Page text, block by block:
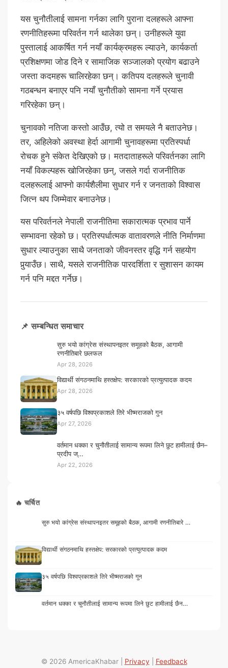
यस चुनौतीलाई सामना गर्नका लागि पुराना दलहरूले आफ्ना
रणनीतिहरूमा परिवर्तन गर्न थालेका छन्। उनीहरूले युवा
पुस्तालाई आकर्षित गर्न नयाँ कार्यक्रमहरू ल्याउने, कार्यकर्ता
प्रशिक्षणमा जोड दिने र सामाजिक सञ्जालको प्रयोग बढाउने
जस्ता कदमहरू चालिरहेका छन्। कतिपय दलहरूले चुनावी
गठबन्धन बनाएर पनि नयाँ चुनौतीको सामना गर्ने प्रयास
गरिरहेका छन्।
चुनावको नतिजा कस्तो आउँछ, त्यो त समयले नै बताउनेछ।
तर, अहिलेको अवस्था हेर्दा आगामी चुनावहरूमा प्रतिस्पर्धा
रोचक हुने संकेत देखिएको छ। मतदाताहरूले परिवर्तनका लागि
नयाँ विकल्पहरू खोजिरहेका छन्, जसले गर्दा राजनीतिक
दलहरूलाई आफ्नो कार्यशैलीमा सुधार गर्न र जनताको विश्वास
जित्न थप जिम्मेवार बनाउनेछ।
यस परिवर्तनले नेपाली राजनीतिमा सकारात्मक प्रभाव पार्ने
सम्भावना रहेको छ। प्रतिस्पर्धात्मक वातावरणले नीति निर्माणमा
सुधार ल्याउनुका साथै जनताको जीवनस्तर वृद्धि गर्न सहयोग
पुर्‍याउँछ। साथै, यसले राजनीतिक पारदर्शिता र सुशासन कायम
गर्न पनि मद्दत गर्नेछ।
📌 सम्बन्धित समाचार
सुरु भयो कांग्रेस संस्थापनइतर समूहको बैठक, आगामी
रणनीतिबारे छलफल
Apr 28, 2026
विद्यार्थी संगठनमाथि हस्तक्षेप: सरकारको प्रत्युत्पादक कदम
Apr 28, 2026
३५ वर्षपछि विश्वप्रकाशले तिरे भीष्मराजको गुन
Apr 27, 2026
वर्तमान धक्का र चुनौतीलाई सामान्य रूपमा लिने छुट हामीलाई छैन–
प्रदीप ज्…
Apr 22, 2026
🔥 चर्चित
सुरु भयो कांग्रेस संस्थापनइतर समूहको बैठक, आगामी रणनीतिबारे …
विद्यार्थी संगठनमाथि हस्तक्षेप: सरकारको प्रत्युत्पादक कदम
३५ वर्षपछि विश्वप्रकाशले तिरे भीष्मराजको गुन
वर्तमान धक्का र चुनौतीलाई सामान्य रूपमा लिने छुट हामीलाई छैन…
© 2026 AmericaKhabar | Privacy Feedback